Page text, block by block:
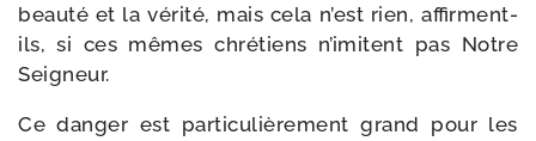
beau­té et la véri­té, mais cela n’est rien, affirment-​
ils, si ces mêmes chré­tiens n’imitent pas Notre
Seigneur.
Ce dan­ger est par­ti­cu­liè­re­ment grand pour les